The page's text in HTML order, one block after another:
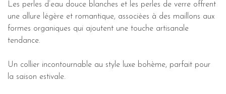
Les perles d’eau douce blanches et les perles de verre offrent
une allure légère et romantique, associées à des maillons aux
formes organiques qui ajoutent une touche artisanale
tendance.
Un collier incontournable au style luxe bohème, parfait pour
la saison estivale.